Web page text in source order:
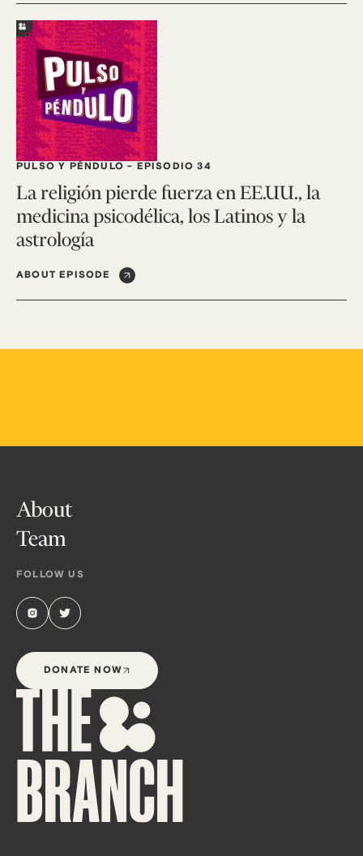
PULSO Y PÉNDULO - EPISODIO 34
La religión pierde fuerza en EE.UU., la
medicina psicodélica, los Latinos y la
astrología
ABOUT EPISODE
About
Team
FOLLOW US
DONATE NOW